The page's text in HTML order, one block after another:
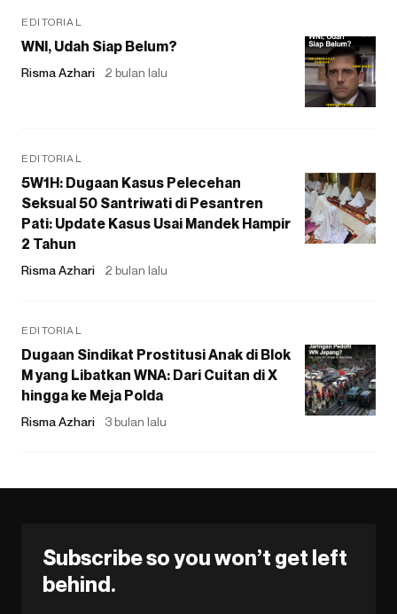
EDITORIAL
WNI, Udah Siap Belum?
Risma Azhari 2 bulan lalu
EDITORIAL
5W1H: Dugaan Kasus Pelecehan
Seksual 50 Santriwati di Pesantren
Pati: Update Kasus Usai Mandek Hampir
2 Tahun
Risma Azhari 2 bulan lalu
EDITORIAL
Dugaan Sindikat Prostitusi Anak di Blok
M yang Libatkan WNA: Dari Cuitan di X
hingga ke Meja Polda
Risma Azhari 3 bulan lalu
Subscribe so you won’t get left
behind.